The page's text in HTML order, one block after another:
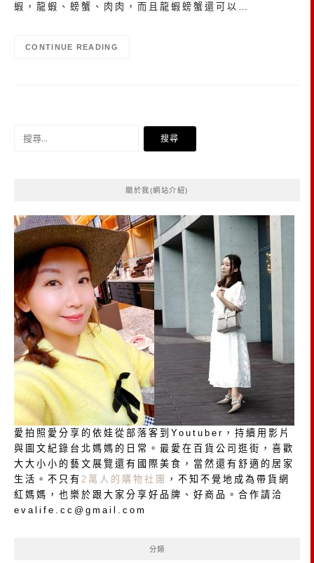
蝦，龍蝦、螃蟹、肉肉，而且龍蝦螃蟹還可以…
CONTINUE READING
關於我(網站介紹)
愛拍照愛分享的依娃從部落客到Youtuber，持續用影片
與圖文紀錄台北媽媽的日常。最愛在百貨公司逛街，喜歡
大大小小的藝文展覽還有國際美食，當然還有舒適的居家
生活。不只有 2萬人的購物社團
，不知不覺地成為帶貨網
紅媽媽，也樂於跟大家分享好品牌、好商品。合作請洽
evalife.cc@gmail.com
分類